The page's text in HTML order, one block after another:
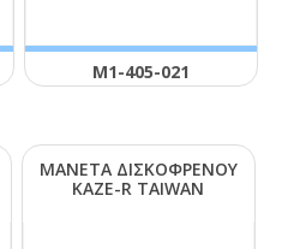
Μ1-405-021
ΜΑΝΕΤΑ ΔΙΣΚΟΦΡΕΝΟΥ
ΚΑΖΕ-R ΤΑΙWΑΝ